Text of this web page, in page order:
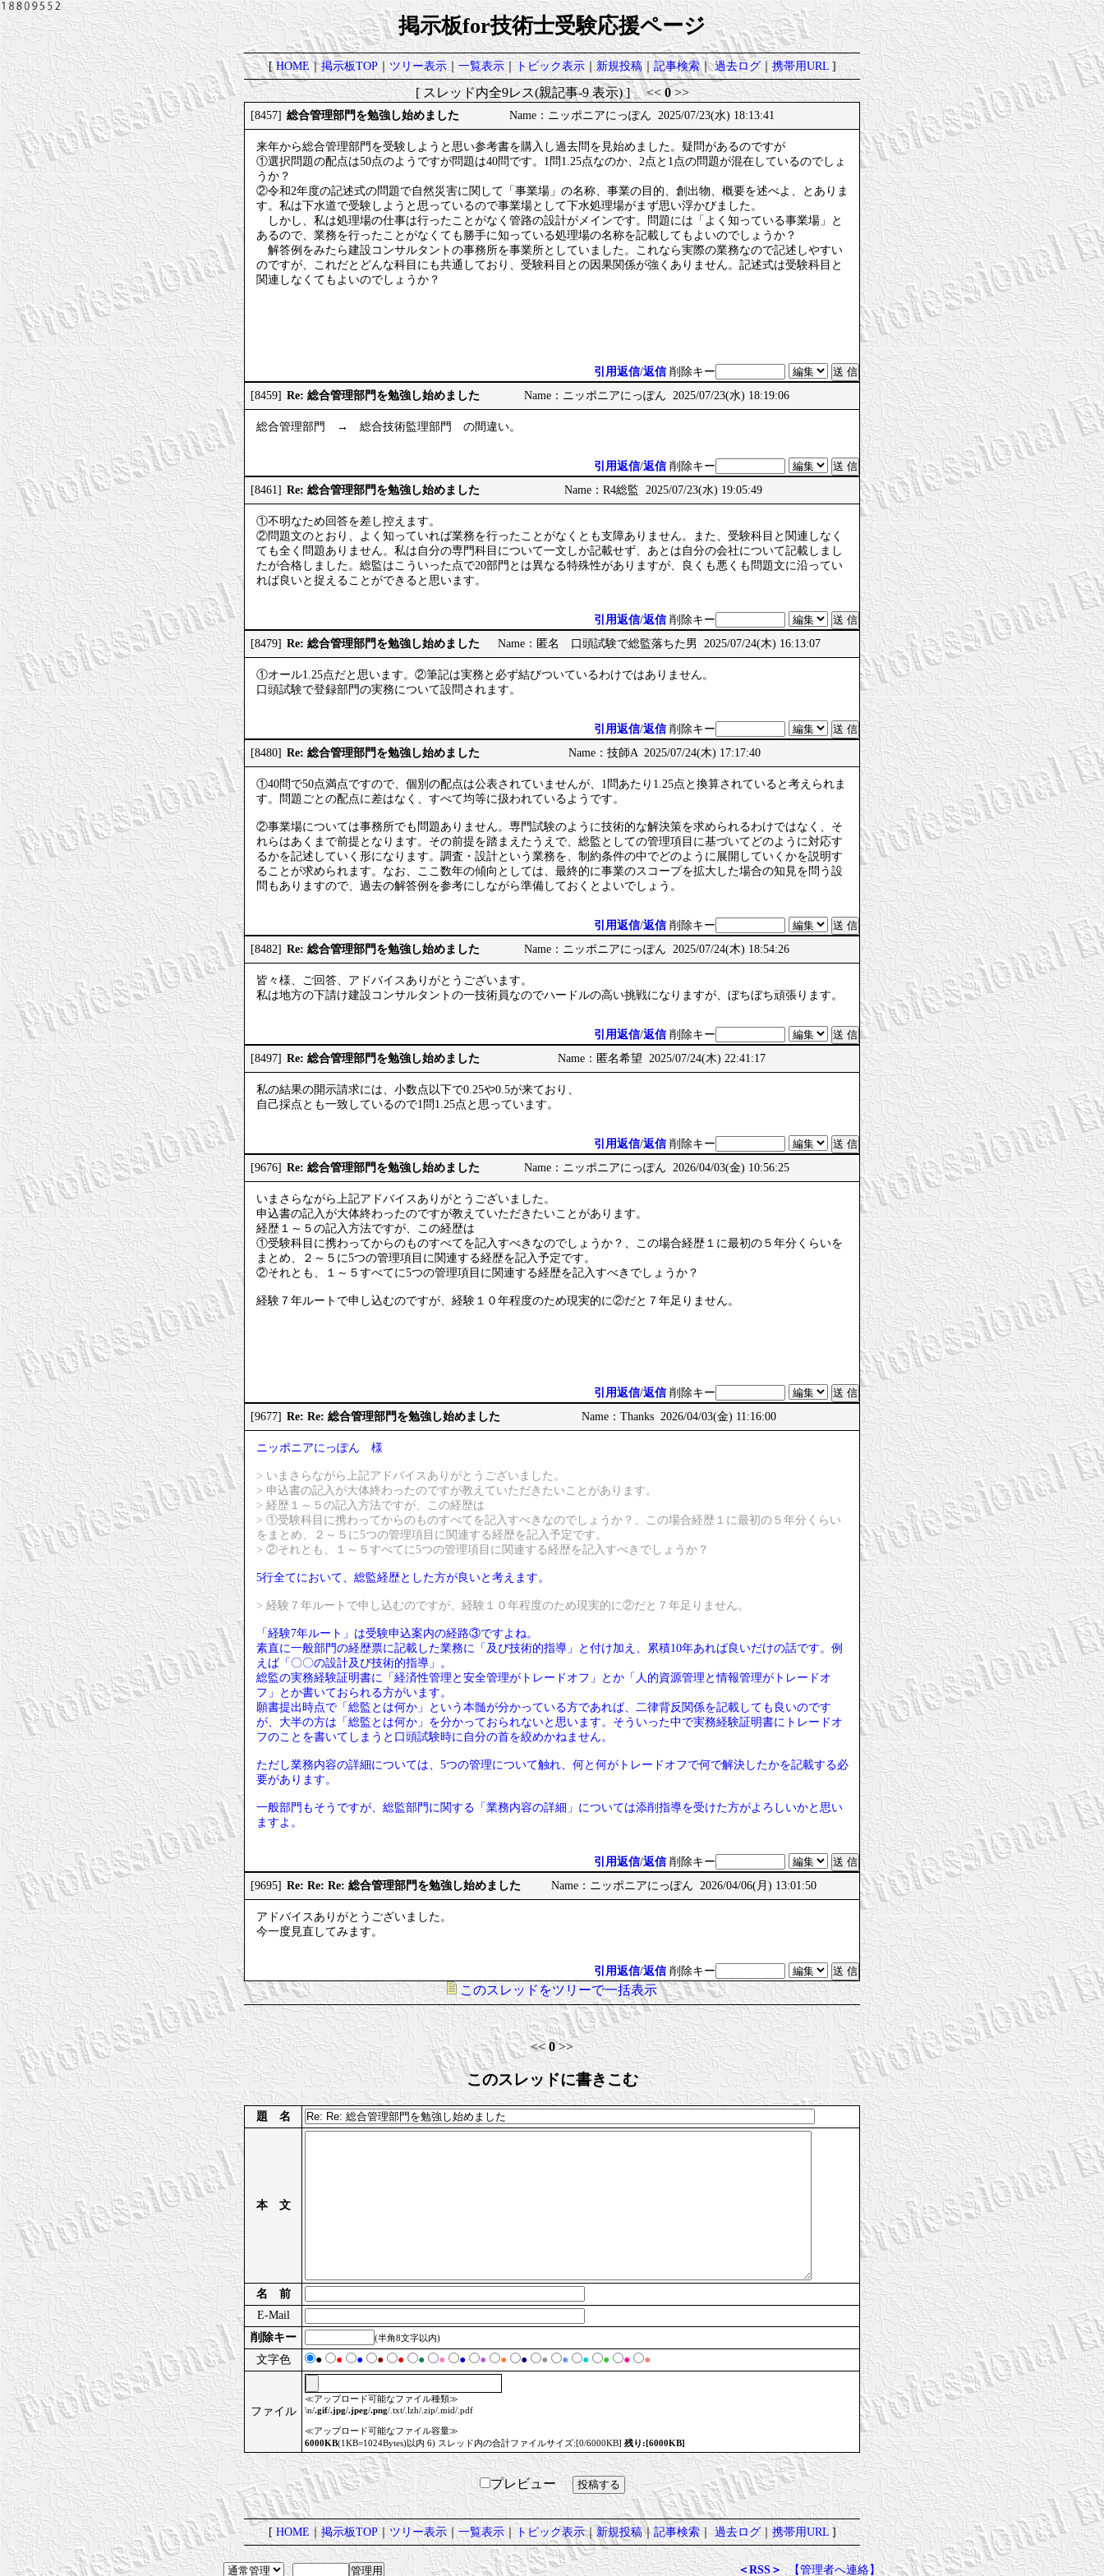
掲示板for技術士受験応援ページ
[HOME｜掲示板TOP｜ツリー表示｜一覧表示｜トピック表示｜新規投稿｜記事検索｜過去ログ｜携帯用URL]
[ スレッド内全9レス(親記事-9 表示) ] <<0>>
[8457] 総合管理部門を勉強し始めました Name：ニッポニアにっぽん 2025/07/23(水) 18:13:41
来年から総合管理部門を受験しようと思い参考書を購入し過去問を見始めました。疑問があるのですが
①選択問題の配点は50点のようですが問題は40問です。1問1.25点なのか、2点と1点の問題が混在しているのでしょ
うか？
②令和2年度の記述式の問題で自然災害に関して「事業場」の名称、事業の目的、創出物、概要を述べよ、とありま
す。私は下水道で受験しようと思っているので事業場として下水処理場がまず思い浮かびました。
しかし、私は処理場の仕事は行ったことがなく管路の設計がメインです。問題には「よく知っている事業場」と
あるので、業務を行ったことがなくても勝手に知っている処理場の名称を記載してもよいのでしょうか？
解答例をみたら建設コンサルタントの事務所を事業所としていました。これなら実際の業務なので記述しやすい
のですが、これだとどんな科目にも共通しており、受験科目との因果関係が強くありません。記述式は受験科目と
関連しなくてもよいのでしょうか？
引用返信/返信 削除キー
[8459] Re: 総合管理部門を勉強し始めました Name：ニッポニアにっぽん 2025/07/23(水) 18:19:06
総合管理部門 → 総合技術監理部門 の間違い。
引用返信/返信 削除キー
[8461] Re: 総合管理部門を勉強し始めました Name：R4総監 2025/07/23(水) 19:05:49
①不明なため回答を差し控えます。
②問題文のとおり、よく知っていれば業務を行ったことがなくとも支障ありません。また、受験科目と関連しなく
ても全く問題ありません。私は自分の専門科目について一文しか記載せず、あとは自分の会社について記載しまし
たが合格しました。総監はこういった点で20部門とは異なる特殊性がありますが、良くも悪くも問題文に沿ってい
れば良いと捉えることができると思います。
引用返信/返信 削除キー
[8479] Re: 総合管理部門を勉強し始めました Name：匿名 口頭試験で総監落ちた男 2025/07/24(木) 16:13:07
①オール1.25点だと思います。②筆記は実務と必ず結びついているわけではありません。
口頭試験で登録部門の実務について設問されます。
引用返信/返信 削除キー
[8480] Re: 総合管理部門を勉強し始めました Name：技師A 2025/07/24(木) 17:17:40
①40問で50点満点ですので、個別の配点は公表されていませんが、1問あたり1.25点と換算されていると考えられま
す。問題ごとの配点に差はなく、すべて均等に扱われているようです。
②事業場については事務所でも問題ありません。専門試験のように技術的な解決策を求められるわけではなく、そ
れらはあくまで前提となります。その前提を踏まえたうえで、総監としての管理項目に基づいてどのように対応す
るかを記述していく形になります。調査・設計という業務を、制約条件の中でどのように展開していくかを説明す
ることが求められます。なお、ここ数年の傾向としては、最終的に事業のスコープを拡大した場合の知見を問う設
問もありますので、過去の解答例を参考にしながら準備しておくとよいでしょう。
引用返信/返信 削除キー
[8482] Re: 総合管理部門を勉強し始めました Name：ニッポニアにっぽん 2025/07/24(木) 18:54:26
皆々様、ご回答、アドバイスありがとうございます。
私は地方の下請け建設コンサルタントの一技術員なのでハードルの高い挑戦になりますが、ぼちぼち頑張ります。
引用返信/返信 削除キー
[8497] Re: 総合管理部門を勉強し始めました Name：匿名希望 2025/07/24(木) 22:41:17
私の結果の開示請求には、小数点以下で0.25や0.5が来ており、
自己採点とも一致しているので1問1.25点と思っています。
引用返信/返信 削除キー
[9676] Re: 総合管理部門を勉強し始めました Name：ニッポニアにっぽん 2026/04/03(金) 10:56:25
いまさらながら上記アドバイスありがとうございました。
申込書の記入が大体終わったのですが教えていただきたいことがあります。
経歴１～５の記入方法ですが、この経歴は
①受験科目に携わってからのものすべてを記入すべきなのでしょうか？、この場合経歴１に最初の５年分くらいを
まとめ、２～５に5つの管理項目に関連する経歴を記入予定です。
②それとも、１～５すべてに5つの管理項目に関連する経歴を記入すべきでしょうか？
経験７年ルートで申し込むのですが、経験１０年程度のため現実的に②だと７年足りません。
引用返信/返信 削除キー
[9677] Re: Re: 総合管理部門を勉強し始めました Name：Thanks 2026/04/03(金) 11:16:00
ニッポニアにっぽん 様
> いまさらながら上記アドバイスありがとうございました。
> 申込書の記入が大体終わったのですが教えていただきたいことがあります。
> 経歴１～５の記入方法ですが、この経歴は
> ①受験科目に携わってからのものすべてを記入すべきなのでしょうか？、この場合経歴１に最初の５年分くらい
をまとめ、２～５に5つの管理項目に関連する経歴を記入予定です。
> ②それとも、１～５すべてに5つの管理項目に関連する経歴を記入すべきでしょうか？
5行全てにおいて、総監経歴とした方が良いと考えます。
> 経験７年ルートで申し込むのですが、経験１０年程度のため現実的に②だと７年足りません。
「経験7年ルート」は受験申込案内の経路③ですよね。
素直に一般部門の経歴票に記載した業務に「及び技術的指導」と付け加え、累積10年あれば良いだけの話です。例
えば「〇〇の設計及び技術的指導」。
総監の実務経験証明書に「経済性管理と安全管理がトレードオフ」とか「人的資源管理と情報管理がトレードオ
フ」とか書いておられる方がいます。
願書提出時点で「総監とは何か」という本髄が分かっている方であれば、二律背反関係を記載しても良いのです
が、大半の方は「総監とは何か」を分かっておられないと思います。そういった中で実務経験証明書にトレードオ
フのことを書いてしまうと口頭試験時に自分の首を絞めかねません。
ただし業務内容の詳細については、5つの管理について触れ、何と何がトレードオフで何で解決したかを記載する必
要があります。
一般部門もそうですが、総監部門に関する「業務内容の詳細」については添削指導を受けた方がよろしいかと思い
ますよ。
引用返信/返信 削除キー
[9695] Re: Re: Re: 総合管理部門を勉強し始めました Name：ニッポニアにっぽん 2026/04/06(月) 13:01:50
アドバイスありがとうございました。
今一度見直してみます。
引用返信/返信 削除キー
このスレッドをツリーで一括表示
<<0>>
このスレッドに書きこむ
題 名
本 文
名 前
E-Mail
削除キー
(半角8文字以内)
文字色 ● ● ● ● ● ● ● ● ● ● ● ● ● ● ● ● ●
ファイル
≪アップロード可能なファイル種類≫
\n/.gif/.jpg/.jpeg/.png/.txt/.lzh/.zip/.mid/.pdf
≪アップロード可能なファイル容量≫
6000KB(1KB=1024Bytes)以内 6) スレッド内の合計ファイルサイズ:[0/6000KB] 残り:[6000KB]
プレビュー
[HOME｜掲示板TOP｜ツリー表示｜一覧表示｜トピック表示｜新規投稿｜記事検索｜過去ログ｜携帯用URL]
＜RSS＞ 【管理者へ連絡】